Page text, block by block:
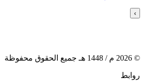
›
©
2026 م / 1448 هـ جميع الحقوق محفوظة
روابط